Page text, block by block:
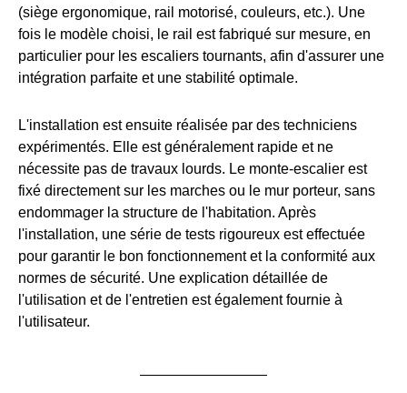
(siège ergonomique, rail motorisé, couleurs, etc.). Une
fois le modèle choisi, le rail est fabriqué sur mesure, en
particulier pour les escaliers tournants, afin d'assurer une
intégration parfaite et une stabilité optimale.
L'installation est ensuite réalisée par des techniciens
expérimentés. Elle est généralement rapide et ne
nécessite pas de travaux lourds. Le monte-escalier est
fixé directement sur les marches ou le mur porteur, sans
endommager la structure de l'habitation. Après
l'installation, une série de tests rigoureux est effectuée
pour garantir le bon fonctionnement et la conformité aux
normes de sécurité. Une explication détaillée de
l'utilisation et de l'entretien est également fournie à
l'utilisateur.